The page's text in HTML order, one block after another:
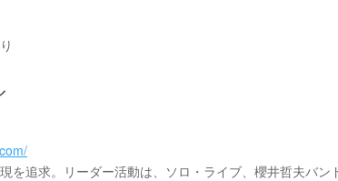
を追求。リーダー活動は、ソロ・ライブ、櫻井哲夫バ